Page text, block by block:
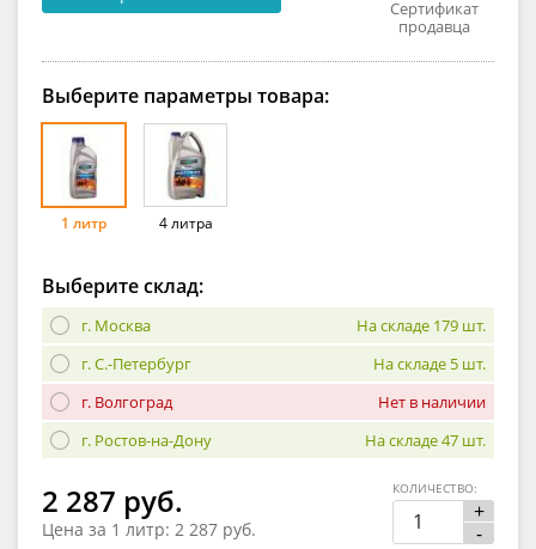
Сертификат
продавца
Выберите параметры товара:
1 литр 4 литра
Выберите склад:
г. Москва
На складе 179 шт.
г. С.-Петербург
На складе 5 шт.
г. Волгоград
Нет в наличии
г. Ростов-на-Дону
На складе 47 шт.
2 287 руб.
Цена за 1 литр: 2 287 руб.
+
-
КОЛИЧЕСТВО: